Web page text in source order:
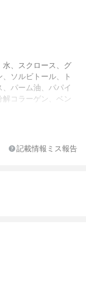
水、スクロース、グ
ソルビトール、ト
パーム油、パパイ
解コラーゲン、ベン
ユキノシタエキス、
ルテア根エキス、カ
葉エキス、ラベンダ
記載情報ミス報告